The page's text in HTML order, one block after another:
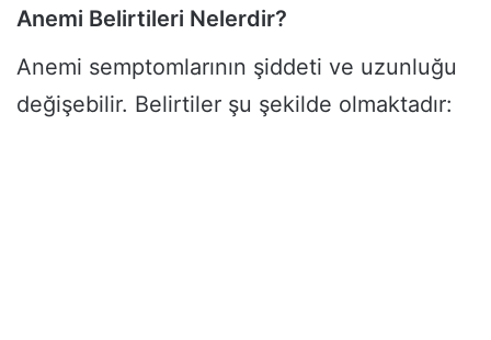
Anemi Belirtileri Nelerdir?
Anemi semptomlarının şiddeti ve uzunluğu
değişebilir. Belirtiler şu şekilde olmaktadır: